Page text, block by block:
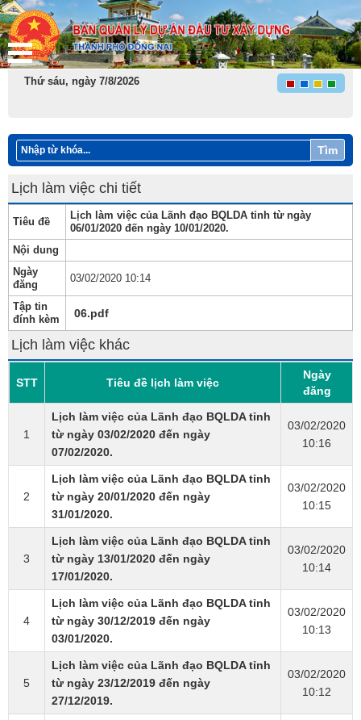
Thứ sáu, ngày 7/8/2026
Tìm
Lịch làm việc chi tiết
Tiêu đề
Lịch làm việc của Lãnh đạo BQLDA tỉnh từ ngày
06/01/2020 đến ngày 10/01/2020.
Nội dung
Ngày
đăng
03/02/2020 10:14
Tập tin
đính kèm
06.pdf
Lịch làm việc khác
STT Tiêu đề lịch làm việc
Ngày
đăng
1
Lịch làm việc của Lãnh đạo BQLDA tỉnh
từ ngày 03/02/2020 đến ngày
07/02/2020.
03/02/2020
10:16
2
Lịch làm việc của Lãnh đạo BQLDA tỉnh
từ ngày 20/01/2020 đến ngày
31/01/2020.
03/02/2020
10:15
3
Lịch làm việc của Lãnh đạo BQLDA tỉnh
từ ngày 13/01/2020 đến ngày
17/01/2020.
03/02/2020
10:14
4
Lịch làm việc của Lãnh đạo BQLDA tỉnh
từ ngày 30/12/2019 đến ngày
03/01/2020.
03/02/2020
10:13
5
Lịch làm việc của Lãnh đạo BQLDA tỉnh
từ ngày 23/12/2019 đến ngày
27/12/2019.
03/02/2020
10:12